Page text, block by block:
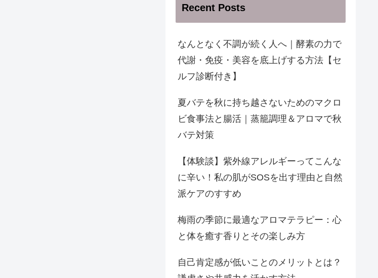
Recent Posts
なんとなく不調が続く人へ｜酵素の力で
代謝・免疫・美容を底上げする方法【セ
ルフ診断付き】
夏バテを秋に持ち越さないためのマクロ
ビ食事法と腸活｜蒸籠調理＆アロマで秋
バテ対策
【体験談】紫外線アレルギーってこんな
に辛い！私の肌がSOSを出す理由と自然
派ケアのすすめ
梅雨の季節に最適なアロマテラピー：心
と体を癒す香りとその楽しみ方
自己肯定感が低いことのメリットとは？